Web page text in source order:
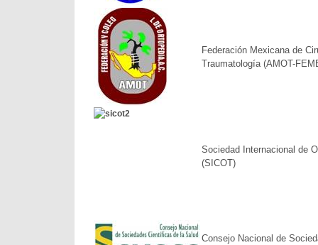
Federación Mexicana de
Traumatología (AMOT-
Sociedad Internacional de
(SICOT)
Consejo Nacional de